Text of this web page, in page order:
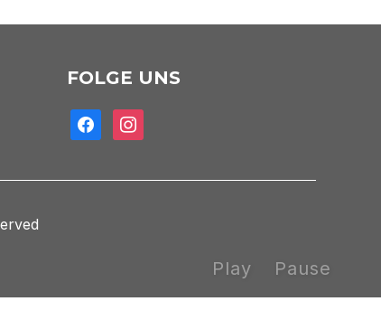
Play Pause
FOLGE UNS
facebookinstagram